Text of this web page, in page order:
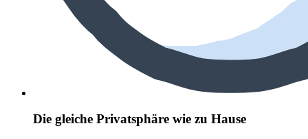
Die gleiche Privatsphäre wie zu Hause